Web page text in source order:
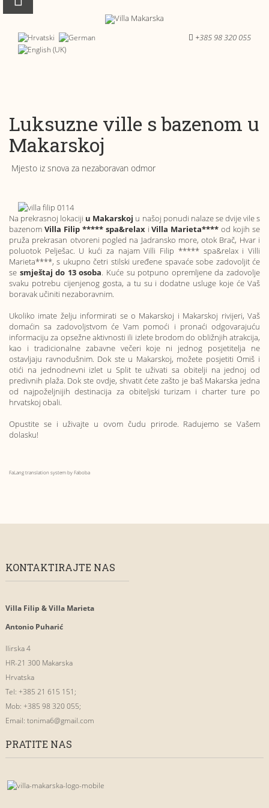
+385 98 320 055
Luksuzne ville s bazenom u
Makarskoj
Mjesto iz snova za nezaboravan odmor
Na prekrasnoj lokaciji u Makarskoj u našoj ponudi nalaze se dvije vile s
bazenom Villa Filip ***** spa&relax iVilla Marieta****od kojih se
pruža prekrasan otvoreni pogled na Jadransko more, otok Brač, Hvar i
poluotok Pelješac. U kući za najam Villi Filip ***** spa&relax i Villi
Marieta****, s ukupno četri stilski uređene spavaće sobe zadovoljit će
se smještaj do 13 osoba. Kuće su potpuno opremljene da zadovolje
svaku potrebu cijenjenog gosta, a tu su i dodatne usluge koje će Vaš
boravak učiniti nezaboravnim.
Ukoliko imate želju informirati se o Makarskoj i Makarskoj rivijeri, Vaš
domaćin sa zadovoljstvom će Vam pomoći i pronaći odgovarajuću
informaciju za opsežne aktivnosti ili izlete brodom do obližnjih atrakcija,
kao i tradicionalne zabavne večeri koje ni jednog posjetitelja ne
ostavljaju ravnodušnim. Dok ste u Makarskoj, možete posjetiti Omiš i
otići na jednodnevni izlet u Split te uživati sa obitelji na jednoj od
predivnih plaža. Dok ste ovdje, shvatit ćete zašto je baš Makarska jedna
od najpoželjnijih destinacija za obiteljski turizam i charter ture po
hrvatskoj obali.
Opustite se i uživajte u ovom čudu prirode. Radujemo se Vašem
dolasku!
FaLang translation system by Faboba
KONTAKTIRAJTE NAS
Villa Filip & Villa Marieta
Antonio Puharić
Ilirska 4
HR-21 300 Makarska
Hrvatska
Tel: +385 21 615 151;
Mob: +385 98 320 055;
Email: tonima6@gmail.com
PRATITE NAS